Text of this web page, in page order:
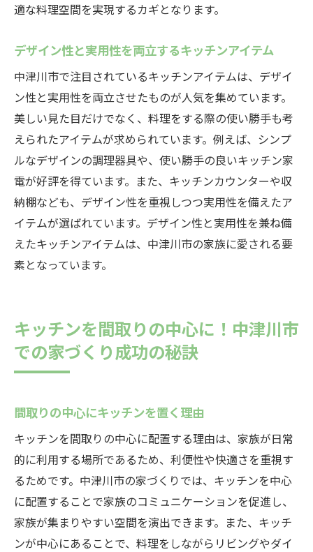
適な料理空間を実現するカギとなります。
デザイン性と実用性を両立するキッチンアイテム
中津川市で注目されているキッチンアイテムは、デザイ
ン性と実用性を両立させたものが人気を集めています。
美しい見た目だけでなく、料理をする際の使い勝手も考
えられたアイテムが求められています。例えば、シンプ
ルなデザインの調理器具や、使い勝手の良いキッチン家
電が好評を得ています。また、キッチンカウンターや収
納棚なども、デザイン性を重視しつつ実用性を備えたア
イテムが選ばれています。デザイン性と実用性を兼ね備
えたキッチンアイテムは、中津川市の家族に愛される要
素となっています。
キッチンを間取りの中心に！中津川市
での家づくり成功の秘訣
間取りの中心にキッチンを置く理由
キッチンを間取りの中心に配置する理由は、家族が日常
的に利用する場所であるため、利便性や快適さを重視す
るためです。中津川市の家づくりでは、キッチンを中心
に配置することで家族のコミュニケーションを促進し、
家族が集まりやすい空間を演出できます。また、キッチ
ンが中心にあることで、料理をしながらリビングやダイ